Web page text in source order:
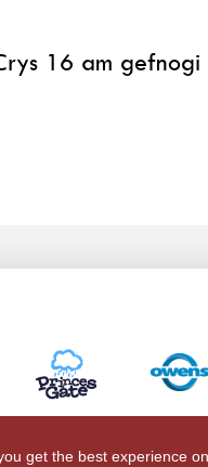
get the best experience
16 am